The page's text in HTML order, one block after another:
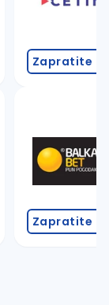
Zapratite
Zapratite